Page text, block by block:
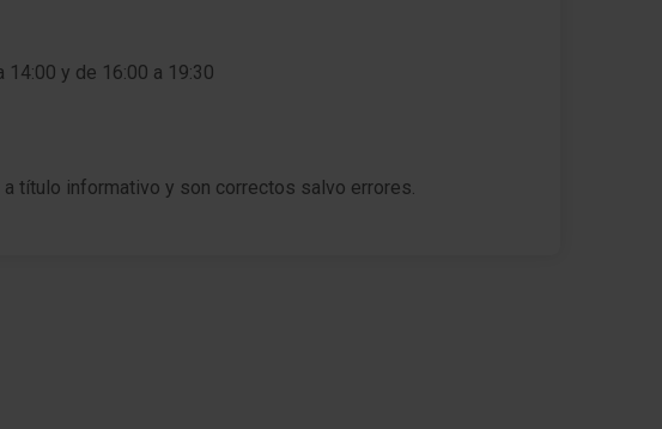
14:00 y de 16:00 a 19:30
título informativo y son correctos salvo errores.